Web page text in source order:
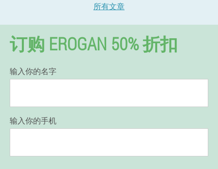
所有文章
订购 EROGAN 50% 折扣
输入你的名字
输入你的手机